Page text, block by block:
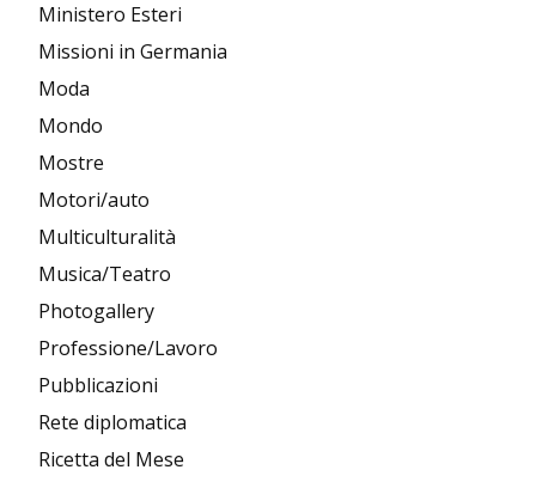
Ministero Esteri
Missioni in Germania
Moda
Mondo
Mostre
Motori/auto
Multiculturalità
Musica/Teatro
Photogallery
Professione/Lavoro
Pubblicazioni
Rete diplomatica
Ricetta del Mese